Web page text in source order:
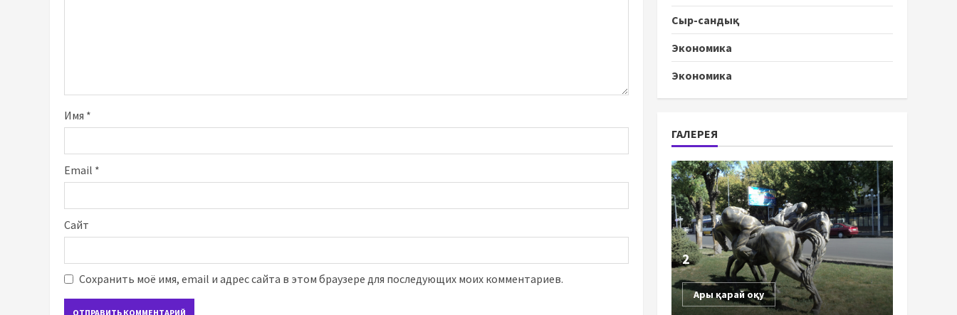
Имя *
Email *
Сайт
Сохранить моё имя, email и адрес сайта в этом браузере для последующих моих комментариев.
Сыр-сандық
Экономика
Экономика
ГАЛЕРЕЯ
2
Ары қарай оқу